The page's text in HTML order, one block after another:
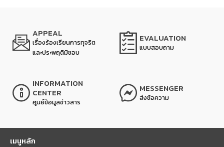
APPEAL
เรื่องร้องเรียนการทุจริต
และประพฤติมิชอบ
EVALUATION
แบบสอบถาม
INFORMATION
CENTER
ศูนย์ข้อมูลข่าวสาร
MESSENGER
ส่งข้อความ
เมนูหลัก